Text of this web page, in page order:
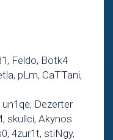
Feldo, Botk4
pLm, CaTTani,
Dezerter
skullci, Akynos
4zur1t, stiNgy,